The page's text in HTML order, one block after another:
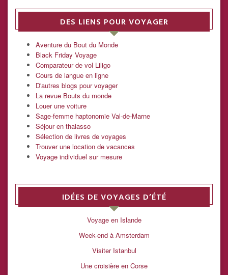
DES LIENS POUR VOYAGER
Aventure du Bout du Monde
Black Friday Voyage
Comparateur de vol Liligo
Cours de langue en ligne
D'autres blogs pour voyager
La revue Bouts du monde
Louer une voiture
Sage-femme haptonomie Val-de-Marne
Séjour en thalasso
Sélection de livres de voyages
Trouver une location de vacances
Voyage individuel sur mesure
IDÉES DE VOYAGES D’ÉTÉ
Voyage en Islande
Week-end à Amsterdam
Visiter Istanbul
Une croisière en Corse